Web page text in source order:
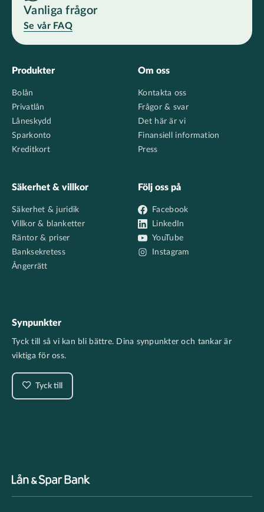
Vanliga frågor
Se vår FAQ
Footer
Produkter
Bolån
Privatlån
Låneskydd
Sparkonto
Kreditkort
Om oss
Kontakta oss
Frågor & svar
Det här är vi
Finansiell information
Press
Säkerhet & villkor
Säkerhet & juridik
Villkor & blanketter
Räntor & priser
Banksekretess
Ångerrätt
Följ oss på
Facebook
LinkedIn
YouTube
Instagram
Synpunkter
Tyck till så vi kan bli bättre. Dina synpunkter och tankar är
viktiga för oss.
Tyck till